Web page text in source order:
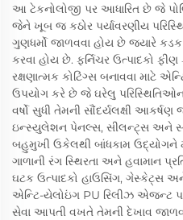
આ ટેકનોલોજી પર આધારિત છે જે
જેને ખૂબ જ કઠોર પર્યાવરણીય
ગુણધર્મો જાળવવા હોય છે જ્યારે
કરવા હોય છે. ફર્નિચર ઉત્પાદકો
રક્ષણાત્મક કોટિંગ્સ બનાવવા માટે
ઉપયોગ કરે છે જે ઘરેલુ
વર્ષો સુધી તેમની સૌંદર્યલક્ષી
ઇન્સ્યુલેશન પેનલ્સ, સીલન્ટ્સ અને
બહુમુખી ઉકેલથી બાંધકામ ઉદ્યોગને
ગાળાની રંગ સ્થિરતા અને હવામાન
ઘટક ઉત્પાદકો હાઉસિંગ, ગેસ્કેટ્સ અને
એન્ટિ-યેલોઇંગ PU રિલીઝ એજન્ટ
સેવા આપતી વખતે તેમની દેખાવ જાળવી